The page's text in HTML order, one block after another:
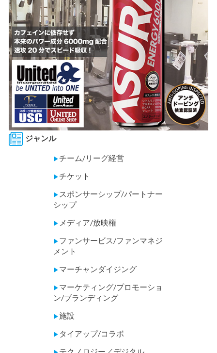
ジャンル
▶チーム/リーグ経営
▶チケット
▶ スポンサーシップ/パートナー
シップ
▶ メディア/放映権
▶ ファンサービス/ファンマネジ
メント
▶ マーチャンダイジング
▶ マーケティング/プロモーショ
ン/ブランディング
▶施設
▶ タイアップ/コラボ